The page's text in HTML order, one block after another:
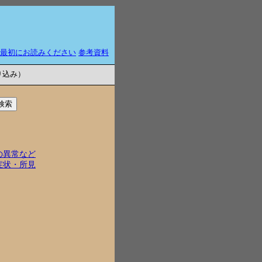
最初にお読みください 参考資料
み）
異常など
状・所見